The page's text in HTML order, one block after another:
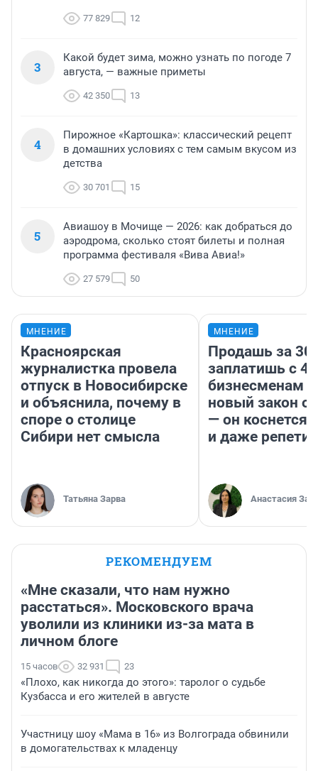
77 829 12
3
Какой будет зима, можно узнать по погоде 7
августа, — важные приметы
42 350 13
4
Пирожное «Картошка»: классический рецепт
в домашних условиях с тем самым вкусом из
детства
30 701 15
5
Авиашоу в Мочище — 2026: как добраться до
аэродрома, сколько стоят билеты и полная
программа фестиваля «Вива Авиа!»
27 579 50
МНЕНИЕ
Красноярская
журналистка провела
отпуск в Новосибирске
и объяснила, почему в
споре о столице
Сибири нет смысла
Татьяна Зарва
МНЕНИЕ
Продашь за
заплатишь с
бизнесменам
новый закон о
— он коснется
и даже
Анастасия
РЕКОМЕНДУЕМ
«Мне сказали, что нам нужно
расстаться». Московского врача
уволили из клиники из-за мата в
личном блоге
15 часов 32 931 23
«Плохо, как никогда до этого»: таролог о судьбе
Кузбасса и его жителей в августе
Участницу шоу «Мама в 16» из Волгограда обвинили
в домогательствах к младенцу